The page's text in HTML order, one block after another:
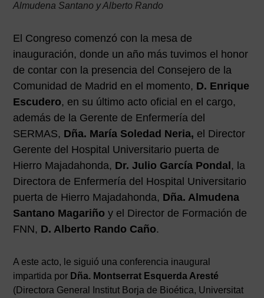
Almudena Santano y Alberto Rando
El Congreso comenzó con la mesa de
inauguración, donde un año más tuvimos el honor
de contar con la presencia del Consejero de la
Comunidad de Madrid en el momento, D. Enrique
Escudero, en su último acto oficial en el cargo,
además de la Gerente de Enfermería del
SERMAS, Dña. María Soledad Neria, el Director
Gerente del Hospital Universitario puerta de
Hierro Majadahonda, Dr. Julio García Pondal , la
Directora de Enfermería del Hospital Universitario
puerta de Hierro Majadahonda, Dña. Almudena
Santano Magariño y el Director de Formación de
FNN, D. Alberto Rando Caño.
A este acto, le siguió una conferencia inaugural
impartida por Dña. Montserrat Esquerda Aresté
(Directora General Institut Borja de Bioética, Universitat